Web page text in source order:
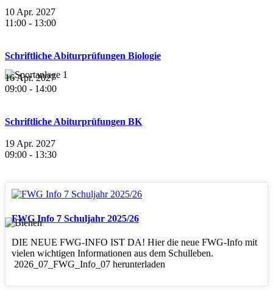
10 Apr. 2027
11:00 - 13:00
Schriftliche Abiturprüfungen Biologie
16 Apr. 2027
09:00 - 14:00
Schriftliche Abiturprüfungen BK
19 Apr. 2027
09:00 - 13:30
FWG Info 7 Schuljahr 2025/26
DIE NEUE FWG-INFO IST DA! Hier die neue FWG-Info mit
vielen wichtigen Informationen aus dem Schulleben.
2026_07_FWG_Info_07 herunterladen